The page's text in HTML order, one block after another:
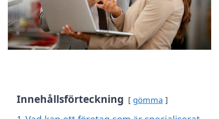
Innehållsförteckning gömma